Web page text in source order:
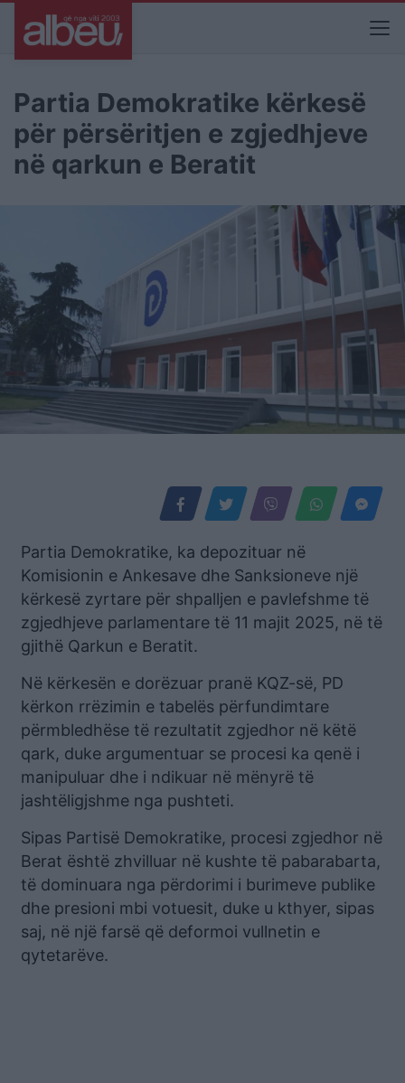
Partia Demokratike kërkesë
për përsëritjen e zgjedhjeve
në qarkun e Beratit
Partia Demokratike, ka depozituar në
Komisionin e Ankesave dhe Sanksioneve një
kërkesë zyrtare për shpalljen e pavlefshme të
zgjedhjeve parlamentare të 11 majit 2025, në të
gjithë Qarkun e Beratit.
Në kërkesën e dorëzuar pranë KQZ-së, PD
kërkon rrëzimin e tabelës përfundimtare
përmbledhëse të rezultatit zgjedhor në këtë
qark, duke argumentuar se procesi ka qenë i
manipuluar dhe i ndikuar në mënyrë të
jashtëligjshme nga pushteti.
Sipas Partisë Demokratike, procesi zgjedhor në
Berat është zhvilluar në kushte të pabarabarta,
të dominuara nga përdorimi i burimeve publike
dhe presioni mbi votuesit, duke u kthyer, sipas
saj, në një farsë që deformoi vullnetin e
qytetarëve.